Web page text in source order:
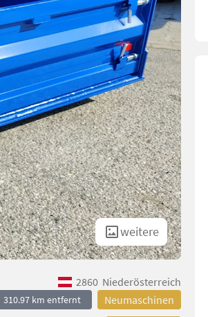
weitere
2860 Niederösterreich
310.97 km entfernt Neumaschinen